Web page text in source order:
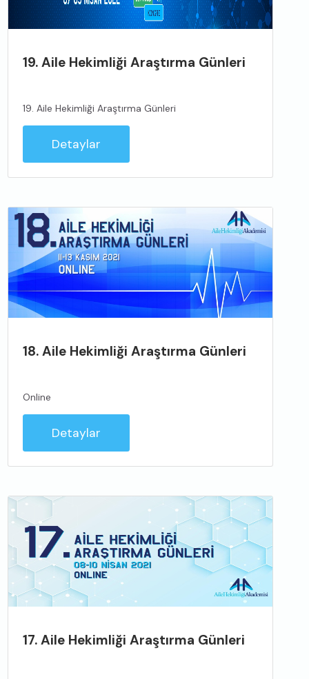
19. Aile Hekimliği Araştırma Günleri
19. Aile Hekimliği Araştırma Günleri
Detaylar
18. Aile Hekimliği Araştırma Günleri
Online
Detaylar
17. Aile Hekimliği Araştırma Günleri